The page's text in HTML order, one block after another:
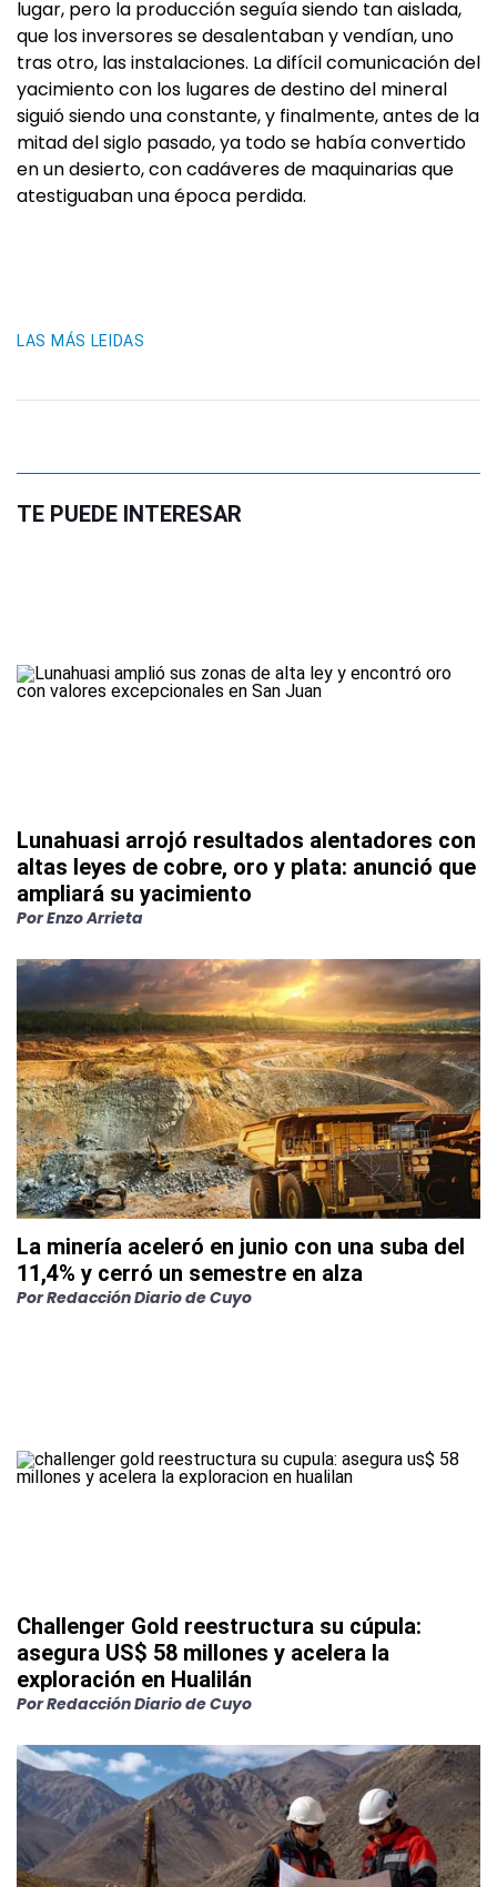
lugar, pero la producción seguía siendo tan aislada,
que los inversores se desalentaban y vendían, uno
tras otro, las instalaciones. La difícil comunicación del
yacimiento con los lugares de destino del mineral
siguió siendo una constante, y finalmente, antes de la
mitad del siglo pasado, ya todo se había convertido
en un desierto, con cadáveres de maquinarias que
atestiguaban una época perdida.
LAS MÁS LEIDAS
TE PUEDE INTERESAR
Lunahuasi arrojó resultados alentadores con
altas leyes de cobre, oro y plata: anunció que
ampliará su yacimiento
PorEnzo Arrieta
La minería aceleró en junio con una suba del
11,4% y cerró un semestre en alza
PorRedacción Diario de Cuyo
Challenger Gold reestructura su cúpula:
asegura US$ 58 millones y acelera la
exploración en Hualilán
PorRedacción Diario de Cuyo